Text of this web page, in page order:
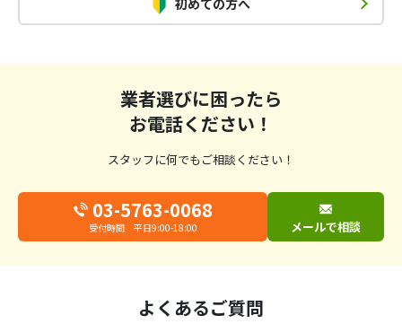
業者選びに困ったら
お電話ください！
スタッフに何でもご相談ください！
03-5763-0068
受付時間 平日9:00-18:00 メールで相談
よくあるご質問